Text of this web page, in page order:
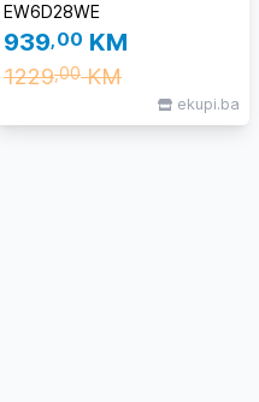
EW6D28WE
939,00 KM
1229,00KM
ekupi.ba